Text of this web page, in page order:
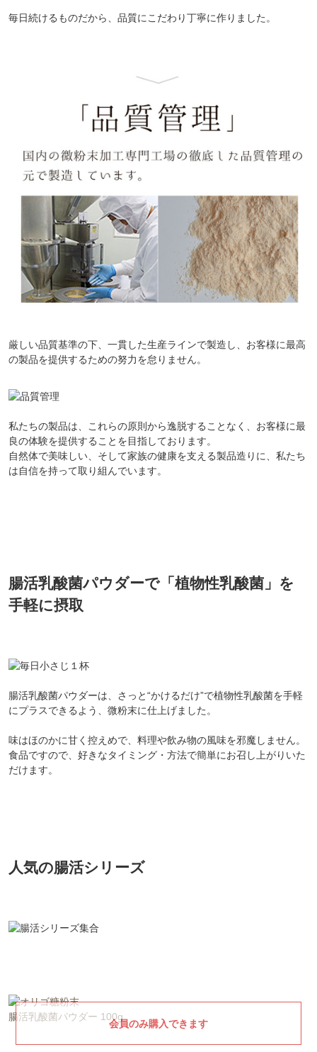
毎日続けるものだから、品質にこだわり丁寧に作りました。
厳しい品質基準の下、一貫した生産ラインで製造し、お客様に最高
の製品を提供するための努力を怠りません。
私たちの製品は、これらの原則から逸脱することなく、お客様に最
良の体験を提供することを目指しております。
自然体で美味しい、そして家族の健康を支える製品造りに、私たち
は自信を持って取り組んでいます。
腸活乳酸菌パウダーで「植物性乳酸菌」を
手軽に摂取
腸活乳酸菌パウダーは、さっと“かけるだけ”で植物性乳酸菌を手軽
にプラスできるよう、微粉末に仕上げました。
味はほのかに甘く控えめで、料理や飲み物の風味を邪魔しません。
食品ですので、好きなタイミング・方法で簡単にお召し上がりいた
だけます。
人気の腸活シリーズ
腸活乳酸菌パウダー 100g